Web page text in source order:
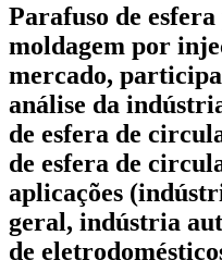
Parafuso de
moldagem por
mercado,
análise da
de esfera de
de esfera de
aplicações
geral, indústria
de